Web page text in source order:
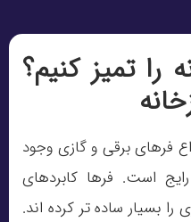
را تمیز کنیم؟
فرهای برقی و گازی وجود
رایج است. فرها کابردهای
بسیار ساده تر کرده اند.